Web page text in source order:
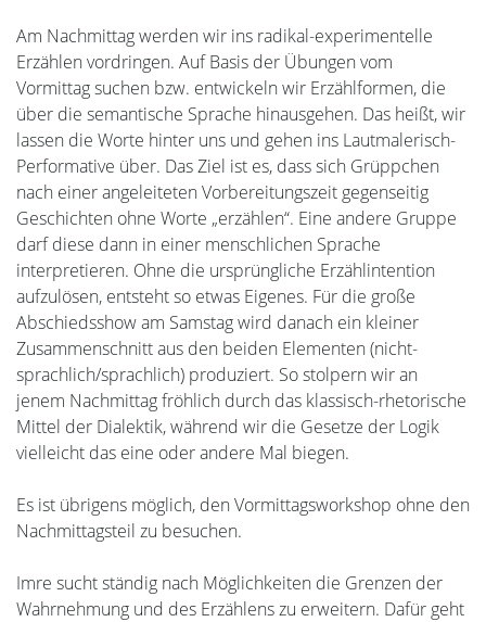
Am Nachmittag werden wir ins radikal-experimentelle
Erzählen vordringen. Auf Basis der Übungen vom
Vormittag suchen bzw. entwickeln wir Erzählformen, die
über die semantische Sprache hinausgehen. Das heißt, wir
lassen die Worte hinter uns und gehen ins Lautmalerisch-
Performative über. Das Ziel ist es, dass sich Grüppchen
nach einer angeleiteten Vorbereitungszeit gegenseitig
Geschichten ohne Worte „erzählen“. Eine andere Gruppe
darf diese dann in einer menschlichen Sprache
interpretieren. Ohne die ursprüngliche Erzählintention
aufzulösen, entsteht so etwas Eigenes. Für die große
Abschiedsshow am Samstag wird danach ein kleiner
Zusammenschnitt aus den beiden Elementen (nicht-
sprachlich/sprachlich) produziert. So stolpern wir an
jenem Nachmittag fröhlich durch das klassisch-rhetorische
Mittel der Dialektik, während wir die Gesetze der Logik
vielleicht das eine oder andere Mal biegen.
Es ist übrigens möglich, den Vormittagsworkshop ohne den
Nachmittagsteil zu besuchen.
Imre sucht ständig nach Möglichkeiten die Grenzen der
Wahrnehmung und des Erzählens zu erweitern. Dafür geht